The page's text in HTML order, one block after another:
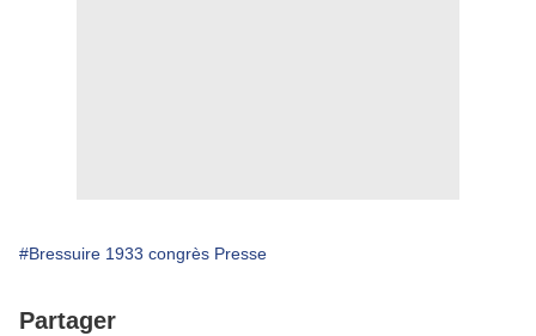
#Bressuire 1933 congrès Presse
Partager